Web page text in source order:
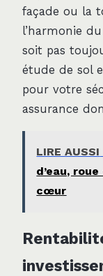
façade ou la
l’harmonie
soit pas
étude de sol
pour votre
assurance
LIRE AUSSI
d’eau,
cœur